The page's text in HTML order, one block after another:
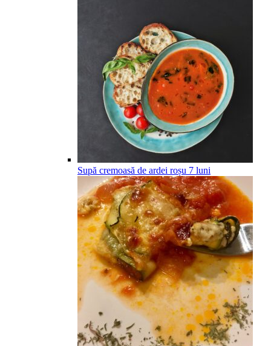
Supă cremoasă de ardei roșu 7 luni